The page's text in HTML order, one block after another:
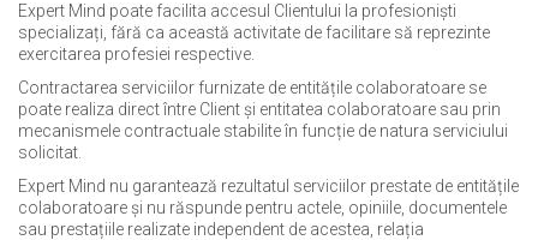
Expert Mind poate facilita accesul Clientului la profesioniști
specializați, fără ca această activitate de facilitare să reprezinte
exercitarea profesiei respective.
Contractarea serviciilor furnizate de entitățile colaboratoare se
poate realiza direct între Client și entitatea colaboratoare sau prin
mecanismele contractuale stabilite în funcție de natura serviciului
solicitat.
Expert Mind nu garantează rezultatul serviciilor prestate de entitățile
colaboratoare și nu răspunde pentru actele, opiniile, documentele
sau prestațiile realizate independent de acestea, relația